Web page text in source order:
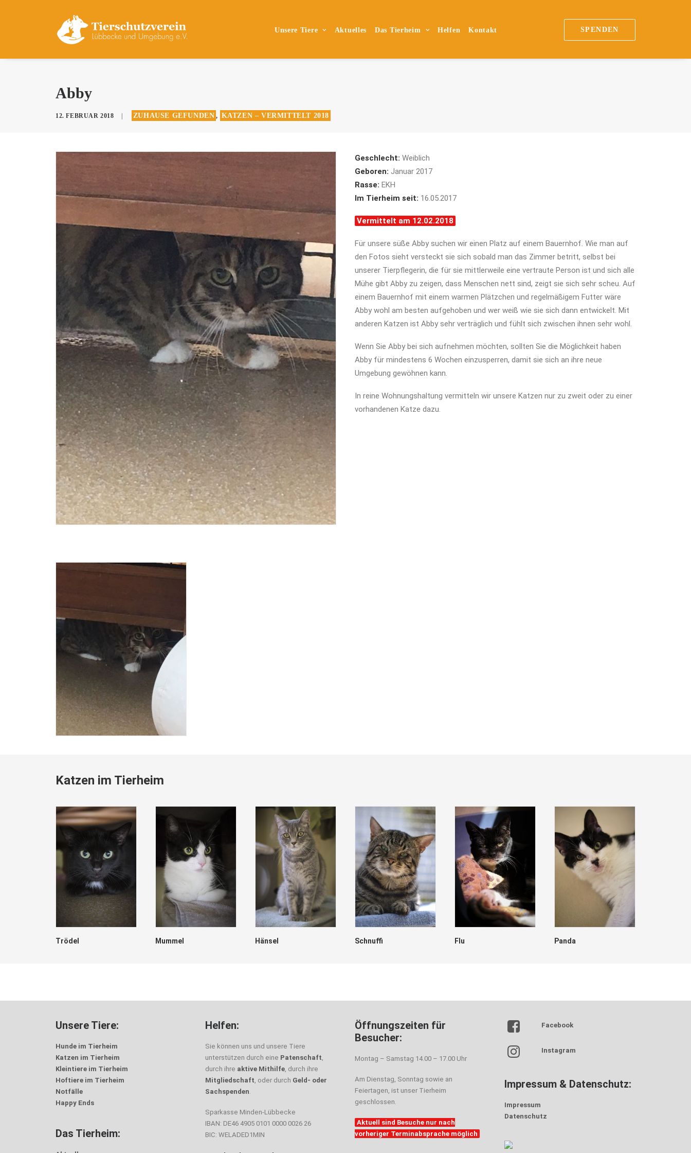
Unsere Tiere Aktuelles Das Tierheim Helfen Kontakt SPENDEN
Abby
12. FEBRUAR 2018 ZUHAUSE GEFUNDEN , KATZEN – VERMITTELT 2018
Geschlecht: Weiblich
Geboren: Januar 2017
Rasse: EKH
Im Tierheim seit: 16.05.2017
Vermittelt am 12.02.2018
Für unsere süße Abby suchen wir einen Platz auf einem Bauernhof. Wie man auf
den Fotos sieht versteckt sie sich sobald man das Zimmer betritt, selbst bei
unserer Tierpflegerin, die für sie mittlerweile eine vertraute Person ist und sich alle
Mühe gibt Abby zu zeigen, dass Menschen nett sind, zeigt sie sich sehr scheu. Auf
einem Bauernhof mit einem warmen Plätzchen und regelmäßigem Futter wäre
Abby wohl am besten aufgehoben und wer weiß wie sie sich dann entwickelt. Mit
anderen Katzen ist Abby sehr verträglich und fühlt sich zwischen ihnen sehr wohl.
Wenn Sie Abby bei sich aufnehmen möchten, sollten Sie die Möglichkeit haben
Abby für mindestens 6 Wochen einzusperren, damit sie sich an ihre neue
Umgebung gewöhnen kann.
In reine Wohnungshaltung vermitteln wir unsere Katzen nur zu zweit oder zu einer
vorhandenen Katze dazu.
Katzen im Tierheim
Trödel Mummel Hänsel Schnuffi Flu Panda
Unsere Tiere:
Hunde im Tierheim
Katzen im Tierheim
Kleintiere im Tierheim
Hoftiere im Tierheim
Notfälle
Happy Ends
Das Tierheim:
Helfen:
Sie können uns und unsere Tiere
unterstützen durch eine Patenschaft,
durch ihre aktive Mithilfe, durch ihre
Mitgliedschaft, oder durch Geld- oder
Sachspenden.
Sparkasse Minden-Lübbecke
IBAN: DE46 4905 0101 0000 0026 26
BIC: WELADED1MIN
Öffnungszeiten für
Besucher:
Montag – Samstag 14.00 – 17.00 Uhr
Am Dienstag, Sonntag sowie an
Feiertagen, ist unser Tierheim
geschlossen.
Aktuell sind Besuche nur nach
vorheriger Terminabsprache möglich
Facebook
Instagram
Impressum & Datenschutz:
Impressum
Datenschutz